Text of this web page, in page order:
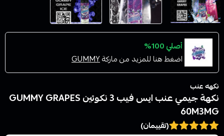
أصلي 100%
اضغط هنا للمزيد من ماركةGUMMY
نكهه عنب
نكهة جيمي عنب ايس فيب 3 نكوتين GUMMY GRAPES
60M3MG
(تقييمان)